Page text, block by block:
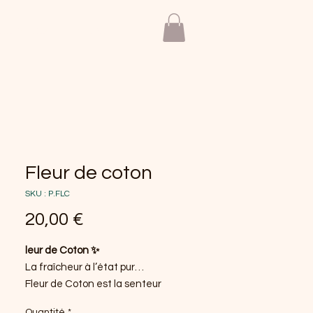
Fleur de coton
SKU : P.FLC
20,00 €
leur de Coton ✨
La fraîcheur à l’état pur…
Fleur de Coton est la senteur